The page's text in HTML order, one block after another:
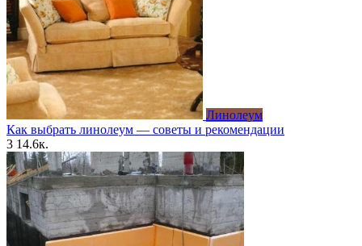
Линолеум
Как выбрать линолеум — советы и рекомендации
3 14.6к.